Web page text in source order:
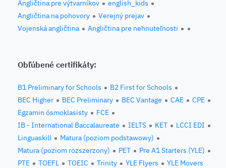
Angličtina pre výtvarníkov
english_kids
Angličtina na pohovory
Verejný prejav
Vojenská angličtina
Angličtina pre nehnuteľnosti
Obľúbené certifikáty:
B1 Preliminary for Schools
B2 First for Schools
BEC Higher
BEC Preliminary BEC Vantage CAE
CPE
Egzamin ósmoklasisty
FCE
IB - International Baccalaureate
IELTS KET
LCCI EDI
Linguaskill
Matura (poziom podstawowy)
Matura (poziom rozszerzony)
PET
Pre A1 Starters (YLE)
PTE
TOEFL TOEIC Trinity YLE Flyers YLE Movers